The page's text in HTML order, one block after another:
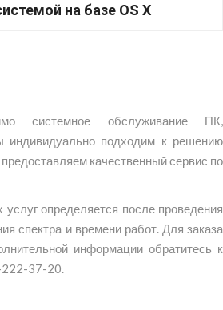
на базе OS X
системное обслуживание ПК,
подходим к решению
качественный сервис по
определяется после проведения
спектра и времени работ. Для заказа
информации обратитесь к
222-37-20.